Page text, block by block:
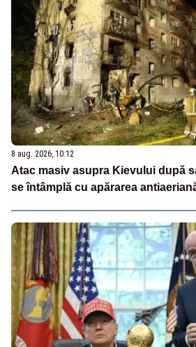
8 aug. 2026, 10:12
Atac masiv asupra Kievului după
se întâmplă cu apărarea